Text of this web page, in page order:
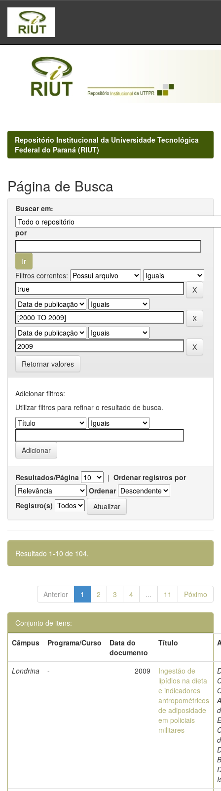
Skip
navigation
Repositório Institucional da Universidade Tecnológica
Federal do Paraná (RIUT)
Página de Busca
Buscar em:
por
Filtros correntes:
Retornar valores
Adicionar filtros:
Utilizar filtros para refinar o resultado de busca.
Resultados/Página | Ordenar registros por
Ordenar
Registro(s)
Resultado 1-10 de 104.
Anterior 1 2 3 4 ... 11 Póximo
Conjunto de itens:
Câmpus
Programa/Curso
Data do
documento
Título
Londrina - 2009
Ingestão de
lipídios na dieta
e indicadores
antropométricos
de adiposidade
em policiais
militares